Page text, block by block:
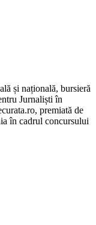
și națională, bursieră
Jurnaliști în
premiată de
în cadrul concursului